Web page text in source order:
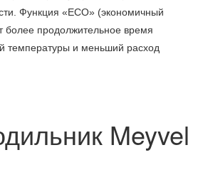
Функция «ECO» (экономичный
более продолжительное время
температуры и меньший расход
Meyvel